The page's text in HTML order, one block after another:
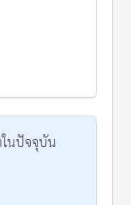
นปัจจุบัน